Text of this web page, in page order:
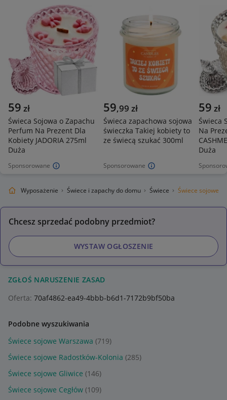
Sponsorowane
59 zł
Świeca Sojowa o Zapachu
Perfum Na Prezent Dla
Kobiety JADORIA 275ml
Duża
Sponsorowane
59,99 zł
Świeca zapachowa sojowa
świeczka Takiej kobiety to
ze świecą szukać 300ml
59 zł
Świeca
Na
Duża
Wyposażenie Świece i zapachy do domu Świece Świece sojowe
Chcesz sprzedać podobny przedmiot?
WYSTAW OGŁOSZENIE
ZGŁOŚ NARUSZENIE ZASAD
Oferta: 70af4862-ea49-4bbb-b6d1-7172b9bf50ba
Podobne wyszukiwania
Świece sojowe Warszawa (719)
Świece sojowe Radostków-Kolonia (285)
Świece sojowe Gliwice (146)
Świece sojowe Cegłów (109)